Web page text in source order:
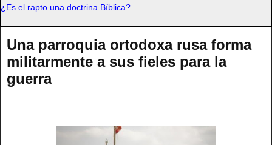
¿Es el rapto una doctrina Bíblica?
Una parroquia ortodoxa rusa forma
militarmente a sus fieles para la
guerra